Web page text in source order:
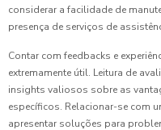
considerar a facilidade de
presença de serviços de
Contar com feedbacks e
extremamente útil. Leitura de
insights valiosos sobre as
específicos. Relacionar-se com
apresentar soluções para